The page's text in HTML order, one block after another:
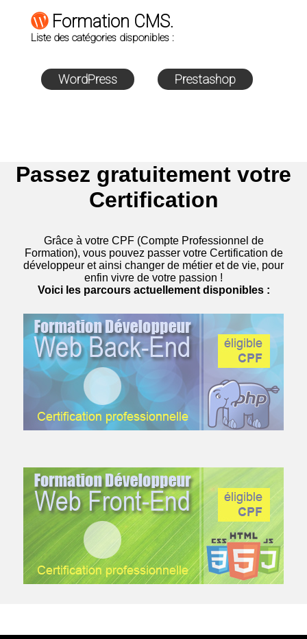
Formation CMS.
Liste des catégories disponibles :
WordPress Prestashop
Passez gratuitement votre
Certification
Grâce à votre CPF (Compte Professionnel de
Formation), vous pouvez passer votre Certification de
développeur et ainsi changer de métier et de vie, pour
enfin vivre de votre passion !
Voici les parcours actuellement disponibles :